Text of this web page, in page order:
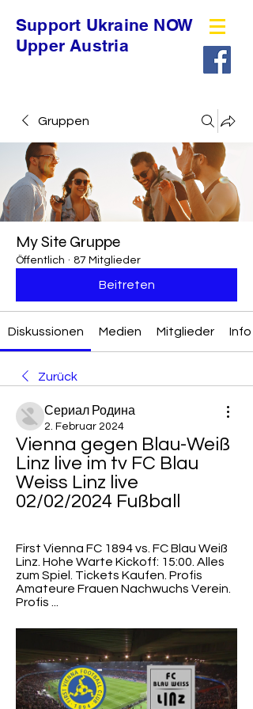
Support Ukraine NOW
Upper Austria
Gruppen
My Site Gruppe
Öffentlich · 87 Mitglieder
Beitreten
Diskussionen Medien Mitglieder Info
Zurück
Сериал Родина
2. Februar 2024
Vienna gegen Blau-Weiß
Linz live im tv FC Blau
Weiss Linz live
02/02/2024 Fußball
First Vienna FC 1894 vs. FC Blau Weiß
Linz. Hohe Warte Kickoff: 15:00. Alles
zum Spiel. Tickets Kaufen. Profis
Amateure Frauen Nachwuchs Verein.
Profis ...